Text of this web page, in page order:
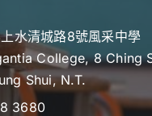
水清城路8號風采中學
College, 8 Ching
Shui, N.T.
3680